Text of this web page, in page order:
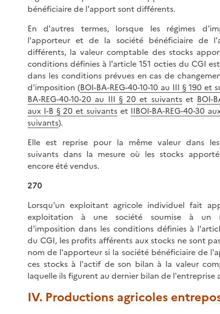
bénéficiaire de l'apport sont différents.
En d'autres termes, lorsque les régimes
l'apporteur et de la société bénéficiaire de
différents, la valeur comptable des stocks
conditions définies à l'article 151 octies du CGI
dans les conditions prévues en cas de
d'imposition (BOI-BA-REG-40-10-10 au III § 190 et
BA-REG-40-10-20 au III § 20 et suivantset BOI-
aux I-B § 20 et suivantset IIBOI-BA-REG-40-30
suivants).
Elle est reprise pour la même valeur dans
suivants dans la mesure où les stocks
encore été vendus.
270
Lorsqu'un exploitant agricole individuel fait
exploitation à une société soumise à un
d'imposition dans les conditions définies à
du CGI, les profits afférents aux stocks ne sont
nom de l'apporteur si la société bénéficiaire de
ces stocks à l'actif de son bilan à la valeur
laquelle ils figurent au dernier bilan de l'entreprise
IV. Productions agricoles